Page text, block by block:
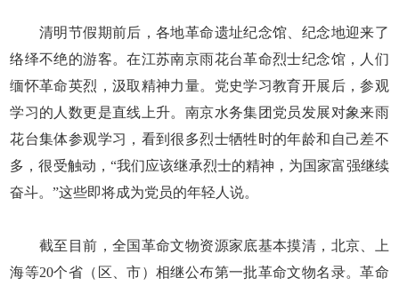
清明节假期前后，各地革命遗址纪念馆、纪念地迎来了
络绎不绝的游客。在江苏南京雨花台革命烈士纪念馆，人们
缅怀革命英烈，汲取精神力量。党史学习教育开展后，参观
学习的人数更是直线上升。南京水务集团党员发展对象来雨
花台集体参观学习，看到很多烈士牺牲时的年龄和自己差不
多，很受触动，“我们应该继承烈士的精神，为国家富强继续
奋斗。”这些即将成为党员的年轻人说。
截至目前，全国革命文物资源家底基本摸清，北京、上
海等20个省（区、市）相继公布第一批革命文物名录。革命